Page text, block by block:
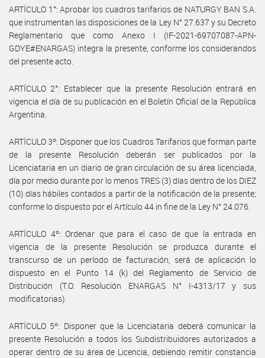
ARTÍCULO 1°: Aprobar los cuadros tarifarios de NATURGY BAN S.A.
que instrumentan las disposiciones de la Ley N° 27.637 y su Decreto
Reglamentario que como Anexo I (IF-2021-69707087-APN-
GDYE#ENARGAS) integra la presente, conforme los considerandos
del presente acto.
ARTÍCULO 2°: Establecer que la presente Resolución entrará en
vigencia el día de su publicación en el Boletín Oficial de la República
Argentina.
ARTÍCULO 3º: Disponer que los Cuadros Tarifarios que forman parte
de la presente Resolución deberán ser publicados por la
Licenciataria en un diario de gran circulación de su área licenciada,
día por medio durante por lo menos TRES (3) días dentro de los DIEZ
(10) días hábiles contados a partir de la notificación de la presente;
conforme lo dispuesto por el Artículo 44 in fine de la Ley N° 24.076.
ARTÍCULO 4º: Ordenar que para el caso de que la entrada en
vigencia de la presente Resolución se produzca durante el
transcurso de un período de facturación, será de aplicación lo
dispuesto en el Punto 14 (k) del Reglamento de Servicio de
Distribución (T.O. Resolución ENARGAS N° I-4313/17 y sus
modificatorias).
ARTÍCULO 5º: Disponer que la Licenciataria deberá comunicar la
presente Resolución a todos los Subdistribuidores autorizados a
operar dentro de su área de Licencia, debiendo remitir constancia